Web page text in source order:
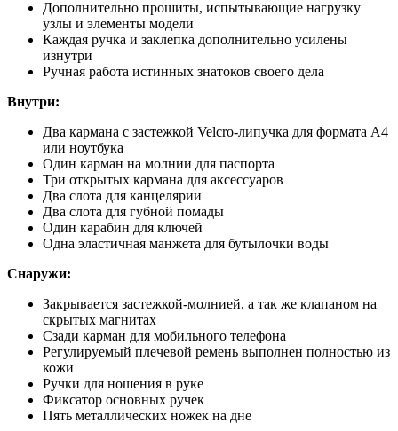
Дополнительно прошиты, испытывающие нагрузку
узлы и элементы модели
Каждая ручка и заклепка дополнительно усилены
изнутри
Ручная работа истинных знатоков своего дела
Внутри:
Два кармана с застежкой Velcro-липучка для формата А4
или ноутбука
Один карман на молнии для паспорта
Три открытых кармана для аксессуаров
Два слота для канцелярии
Два слота для губной помады
Один карабин для ключей
Одна эластичная манжета для бутылочки воды
Снаружи:
Закрывается застежкой-молнией, а так же клапаном на
скрытых магнитах
Сзади карман для мобильного телефона
Регулируемый плечевой ремень выполнен полностью из
кожи
Ручки для ношения в руке
Фиксатор основных ручек
Пять металлических ножек на дне